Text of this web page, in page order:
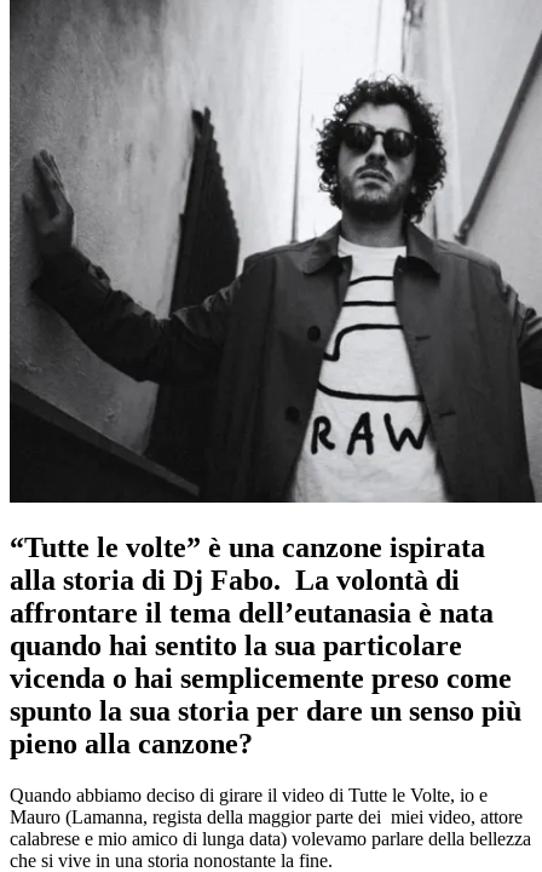
“Tutte le volte” è una canzone ispirata
alla storia di Dj Fabo. La volontà di
affrontare il tema dell’eutanasia è nata
quando hai sentito la sua particolare
vicenda o hai semplicemente preso come
spunto la sua storia per dare un senso più
pieno alla canzone?
Quando abbiamo deciso di girare il video di Tutte le Volte, io e
Mauro (Lamanna, regista della maggior parte dei miei video, attore
calabrese e mio amico di lunga data) volevamo parlare della bellezza
che si vive in una storia nonostante la fine.